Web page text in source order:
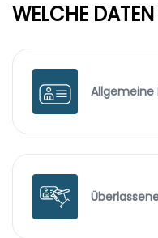
WELCHE
Allgemeine